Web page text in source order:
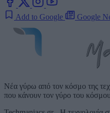
Add to Google Google
Νέα γύρω από τον κόσμο της
που κάνουν τον γύρο του